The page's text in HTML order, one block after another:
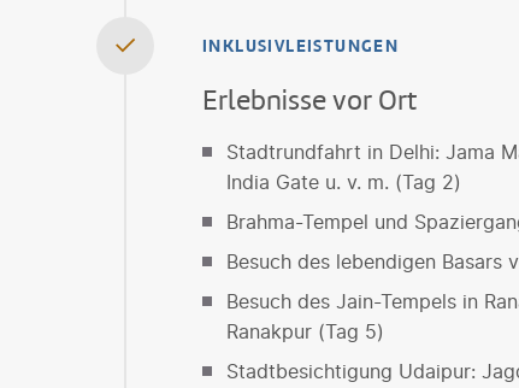
INKLUSIVLEISTUNGEN
Erlebnisse vor Ort
Stadtrundfahrt in Delhi: Jama
India Gate u. v. m. (Tag 2)
Brahma-Tempel und
Besuch des lebendigen Basars
Besuch des Jain-Tempels in
Ranakpur (Tag 5)
Stadtbesichtigung Udaipur: